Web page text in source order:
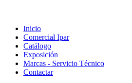
Inicio
Comercial Ipar
Catálogo
Exposición
Marcas - Servicio Técnico
Contactar